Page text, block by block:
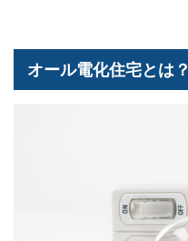
オール電化住宅とは？